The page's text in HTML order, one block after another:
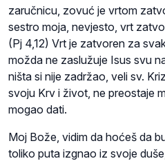
zaručnicu, zovuć je vrtom
sestro moja, nevjesto, vrt
(Pj 4,12) Vrt je zatvoren za
možda ne zaslužuje Isus svu
ništa si nije zadržao, veli sv.
svoju Krv i život, ne preostaje
mogao dati.
Moj Bože, vidim da hoćeš da
toliko puta izgnao iz svoje